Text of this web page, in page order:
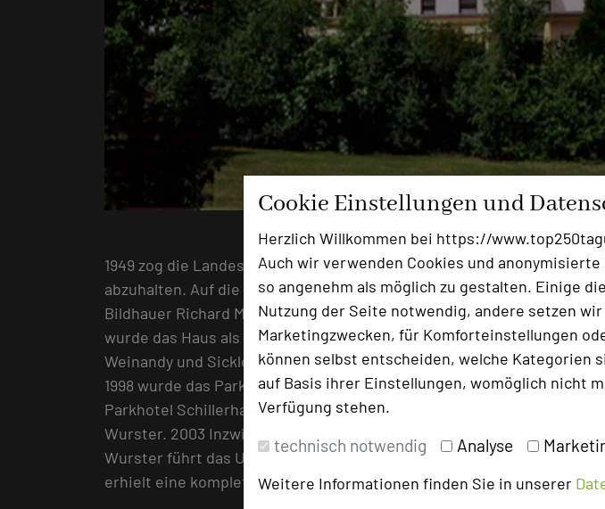
Cookie Einstellungen und
Herzlich Willkommen bei https://
Auch wir verwenden Cookies und
so angenehm als möglich zu gestalten. Einige
Nutzung der Seite notwendig, andere setzen
Marketingzwecken, für Komforteinstellungen
können selbst entscheiden, welche Kategorien
auf Basis ihrer Einstellungen, womöglich nicht
Verfügung stehen.
technisch notwendig Analyse
Weitere Informationen finden Sie in unserer
1949 zog die Landesfeuerwehrschule Rheinland-Pfalz ein, um
abzuhalten. Auf die Initiative von Bürgermeister Karl Fittler wurde
Bildhauer Richard Menges, eine drei Meter hohe Schillerbüste
wurde das Haus als Hotel umgebaut und eröffnet unter der Ära der
Weinandy und Sickler, die es bis 1998 führten.
1998 wurde das Parkhotel von Fritz und Ellen Wurster neu eröffnet
Parkhotel Schillerhain umbenannt und ist seitdem das Herzblut der
Wurster. 2003 Inzwischen ist bereits die 2. Generation „an Bord“,
Wurster führt das Unternehmen in die nächste Generation.2015/2016
erhielt eine komplette Modernisierung und das Hotel wurde um